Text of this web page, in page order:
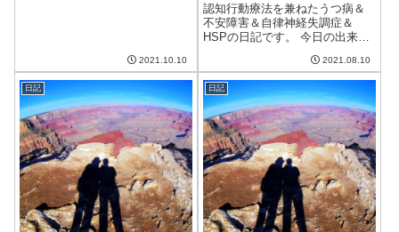
な。午前中は妻と散歩へ...2021.10.10
認知行動療法を兼ねたうつ病＆
不安障害＆自律神経失調症＆
HSPの日記です。 今日の出来事
日。庭のユッカの鉢が倒れて、
花壇の花がつぶされてしまっ
た。せっかくカンナの花が咲い
たところだったのに。それにし
てもこのカンナ、毎...
2021.08.10
日記 日記